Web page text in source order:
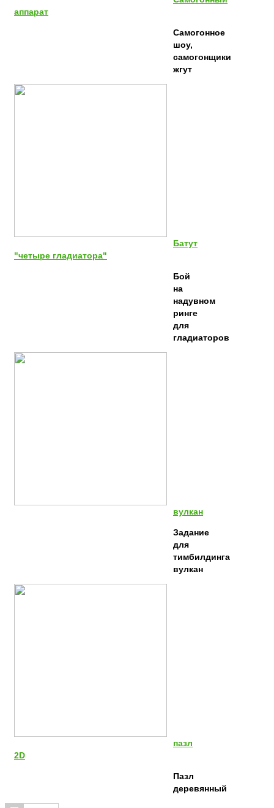
аппарат
Самогонное
шоу,
самогонщики
жгут
Батут
"четыре гладиатора"
Бой
на
надувном
ринге
для
гладиаторов
вулкан
Задание
для
тимбилдинга
вулкан
пазл
2D
Пазл
деревянный